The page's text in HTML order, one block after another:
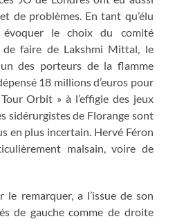
de problèmes. En tant qu’élu
le choix du comité
faire de Lakshmi Mittal, le
des porteurs de la flamme
18 millions d’euros pour
Orbit » à l’effigie des jeux
sidérurgistes de Florange sont
en plus incertain. Hervé Féron
malsain, voire de
le remarquer, a l’issue de son
de gauche comme de droite